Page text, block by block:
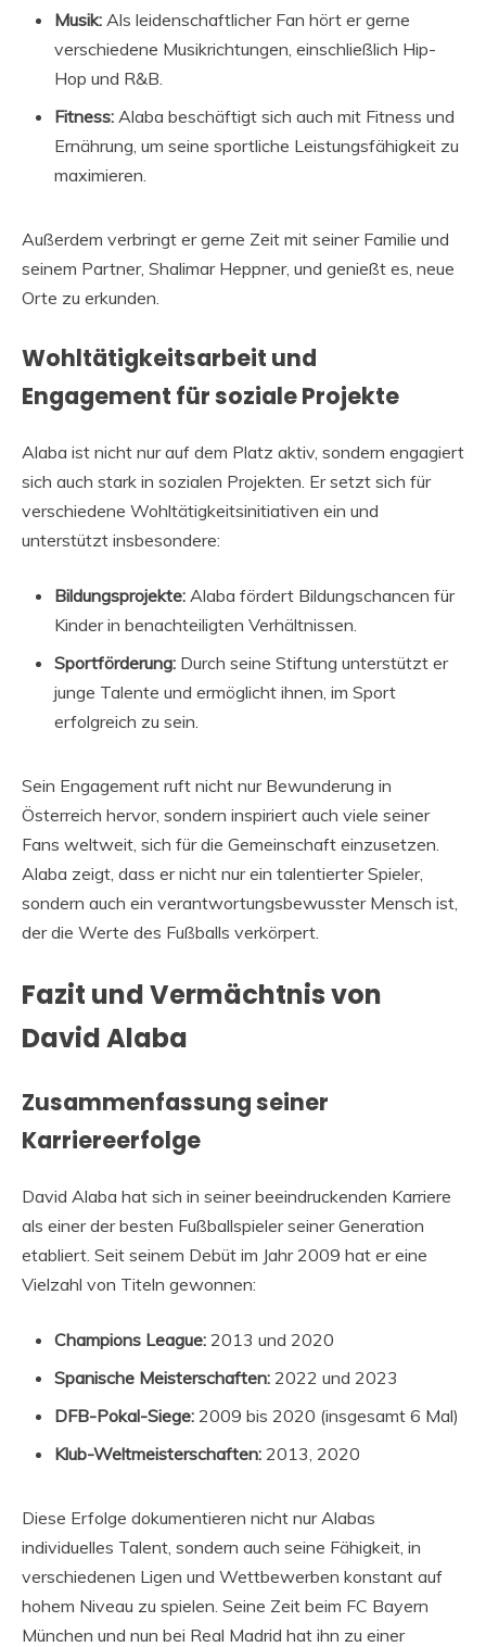
Musik: Als leidenschaftlicher Fan hört er gerne
verschiedene Musikrichtungen, einschließlich Hip-
Hop und R&B.
Fitness: Alaba beschäftigt sich auch mit Fitness und
Ernährung, um seine sportliche Leistungsfähigkeit zu
maximieren.
Außerdem verbringt er gerne Zeit mit seiner Familie und
seinem Partner, Shalimar Heppner, und genießt es, neue
Orte zu erkunden.
Wohltätigkeitsarbeit und
Engagement für soziale Projekte
Alaba ist nicht nur auf dem Platz aktiv, sondern engagiert
sich auch stark in sozialen Projekten. Er setzt sich für
verschiedene Wohltätigkeitsinitiativen ein und
unterstützt insbesondere:
Bildungsprojekte: Alaba fördert Bildungschancen für
Kinder in benachteiligten Verhältnissen.
Sportförderung: Durch seine Stiftung unterstützt er
junge Talente und ermöglicht ihnen, im Sport
erfolgreich zu sein.
Sein Engagement ruft nicht nur Bewunderung in
Österreich hervor, sondern inspiriert auch viele seiner
Fans weltweit, sich für die Gemeinschaft einzusetzen.
Alaba zeigt, dass er nicht nur ein talentierter Spieler,
sondern auch ein verantwortungsbewusster Mensch ist,
der die Werte des Fußballs verkörpert.
Fazit und Vermächtnis von
David Alaba
Zusammenfassung seiner
Karriereerfolge
David Alaba hat sich in seiner beeindruckenden Karriere
als einer der besten Fußballspieler seiner Generation
etabliert. Seit seinem Debüt im Jahr 2009 hat er eine
Vielzahl von Titeln gewonnen:
Champions League: 2013 und 2020
Spanische Meisterschaften: 2022 und 2023
DFB-Pokal-Siege: 2009 bis 2020 (insgesamt 6 Mal)
Klub-Weltmeisterschaften: 2013, 2020
Diese Erfolge dokumentieren nicht nur Alabas
individuelles Talent, sondern auch seine Fähigkeit, in
verschiedenen Ligen und Wettbewerben konstant auf
hohem Niveau zu spielen. Seine Zeit beim FC Bayern
München und nun bei Real Madrid hat ihn zu einer